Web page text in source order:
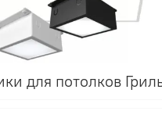
для потолков